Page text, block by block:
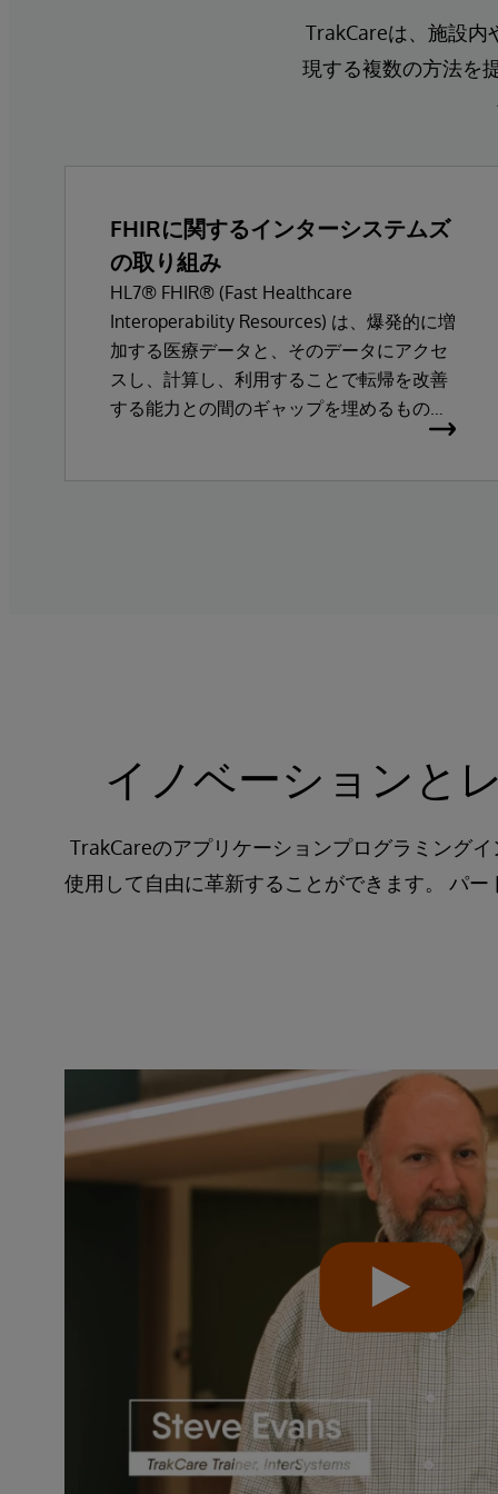
TrakCareは、施設内
現する複数の方法を
FHIRに関するインターシステムズ
の取り組み
HL7® FHIR® (Fast Healthcare
Interoperability Resources) は、爆発的に増
加する医療データと、そのデータにアクセ
スし、計算し、利用することで転帰を改善
する能力との間のギャップを埋めるもので
イノベーションと
TrakCareのアプリケーションプログラミング
使用して自由に革新することができます。 パ